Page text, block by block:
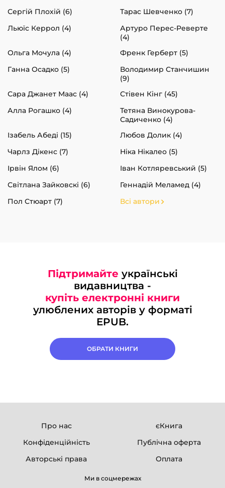
Сергій Плохій (6)
Тарас Шевченко (7)
Льюїс Керрол (4)
Артуро Перес-Реверте
(4)
Ольга Мочула (4)
Френк Герберт (5)
Ганна Осадко (5)
Володимир Станчишин
(9)
Сара Джанет Маас (4)
Стівен Кінг (45)
Алла Рогашко (4)
Тетяна Винокурова-
Садиченко (4)
Ізабель Абеді (15)
Любов Долик (4)
Чарлз Дікенс (7)
Ніка Нікалео (5)
Ірвін Ялом (6)
Іван Котляревський (5)
Світлана Зайковскі (6)
Геннадій Меламед (4)
Пол Стюарт (7)
Всі автори
Підтримайте українські
видавництва -
купіть електронні книги
улюблених авторів у форматі
EPUB.
ОБРАТИ КНИГИ
Про нас
єКнига
Конфіденційність
Публічна оферта
Авторські права
Оплата
Ми в соцмережах